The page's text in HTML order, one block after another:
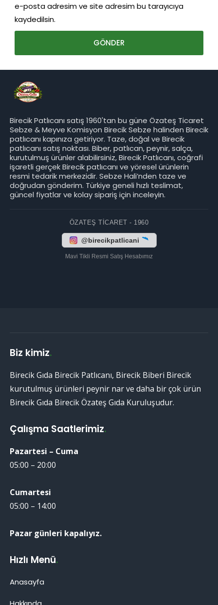
e-posta adresim ve site adresim bu tarayıcıya
kaydedilsin.
Birecik Patlıcanı satış 1960'tan bu güne Özateş Ticaret
Sebze & Meyve Komisyon Birecik Sebze halinden Birecik
patlıcanı kapınıza getiriyor. Taze, doğal ve Birecik
patlıcanı satış noktası. Biber, patlıcan, peynir, salça,
kurutulmuş ürünler alabilirsiniz, Birecik Patlıcanı, coğrafi
işaretli gerçek Birecik patlıcanı ve yöresel ürünlerin
resmi tedarik merkezidir. Sebze Hali’nden taze ve
doğrudan gönderim. Türkiye geneli hızlı teslimat,
güncel fiyatlar ve kolay sipariş için inceleyin.
ÖZATEŞ TICARET - 1960
@birecikpatlicani
Mavi Tikli Resmi Satış Hesabımız
Biz kimiz.
Birecik Gıda Birecik Patlıcanı, Birecik Biberi Birecik
kurutulmuş ürünleri peynir nar ve daha bir çok ürün
Birecik Gıda Birecik Özateş Gıda Kuruluşudur.
Çalışma Saatlerimiz.
Pazartesi – Cuma
05:00 – 20:00
Cumartesi
05:00 – 14:00
Pazar günleri kapalıyız.
Hızlı Menü.
Anasayfa